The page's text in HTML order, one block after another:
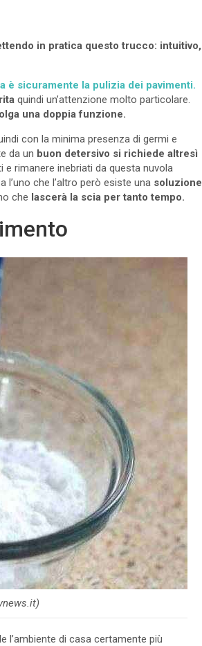
in pratica questo trucco: intuitivo,
è sicuramente la pulizia dei pavimenti.
quindi un’attenzione molto particolare.
una doppia funzione.
con la minima presenza di germi e
da un buon detersivo si richiede altresì
rimanere inebriati da questa nuvola
che l’altro però esiste una soluzione
che lascerà la scia per tanto tempo.
l’ambiente di casa certamente più